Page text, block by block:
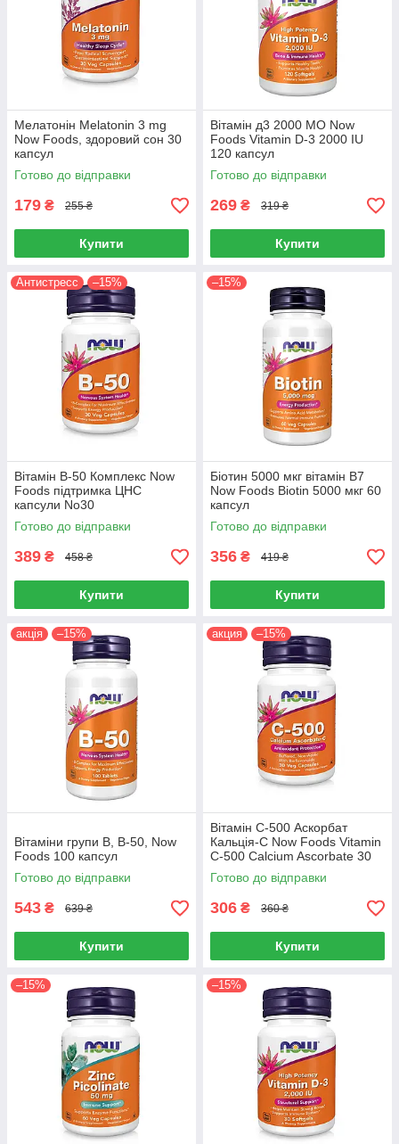
Мелатонін Melatonin 3 mg
Now Foods, здоровий сон 30
капсул
Готово до відправки
179 ₴ 255 ₴
Купити
Вітамін д3 2000 МО Now
Foods Vitamin D-3 2000 IU
120 капсул
Готово до відправки
269 ₴ 319 ₴
Купити
Антистресс –15%
Вітамін B-50 Комплекс Now
Foods підтримка ЦНС
капсули No30
Готово до відправки
389 ₴ 458 ₴
Купити
–15%
Біотин 5000 мкг вітамін B7
Now Foods Biotin 5000 мкг 60
капсул
Готово до відправки
356 ₴ 419 ₴
Купити
акція –15%
Вітаміни групи B, B-50, Now
Foods 100 капсул
Готово до відправки
543 ₴ 639 ₴
Купити
акция –15%
Вітамін С-500 Аскорбат
Кальція-С Now Foods Vitamin
C-500 Calcium Ascorbate 30
капсул
Готово до відправки
306 ₴ 360 ₴
Купити
–15% –15%